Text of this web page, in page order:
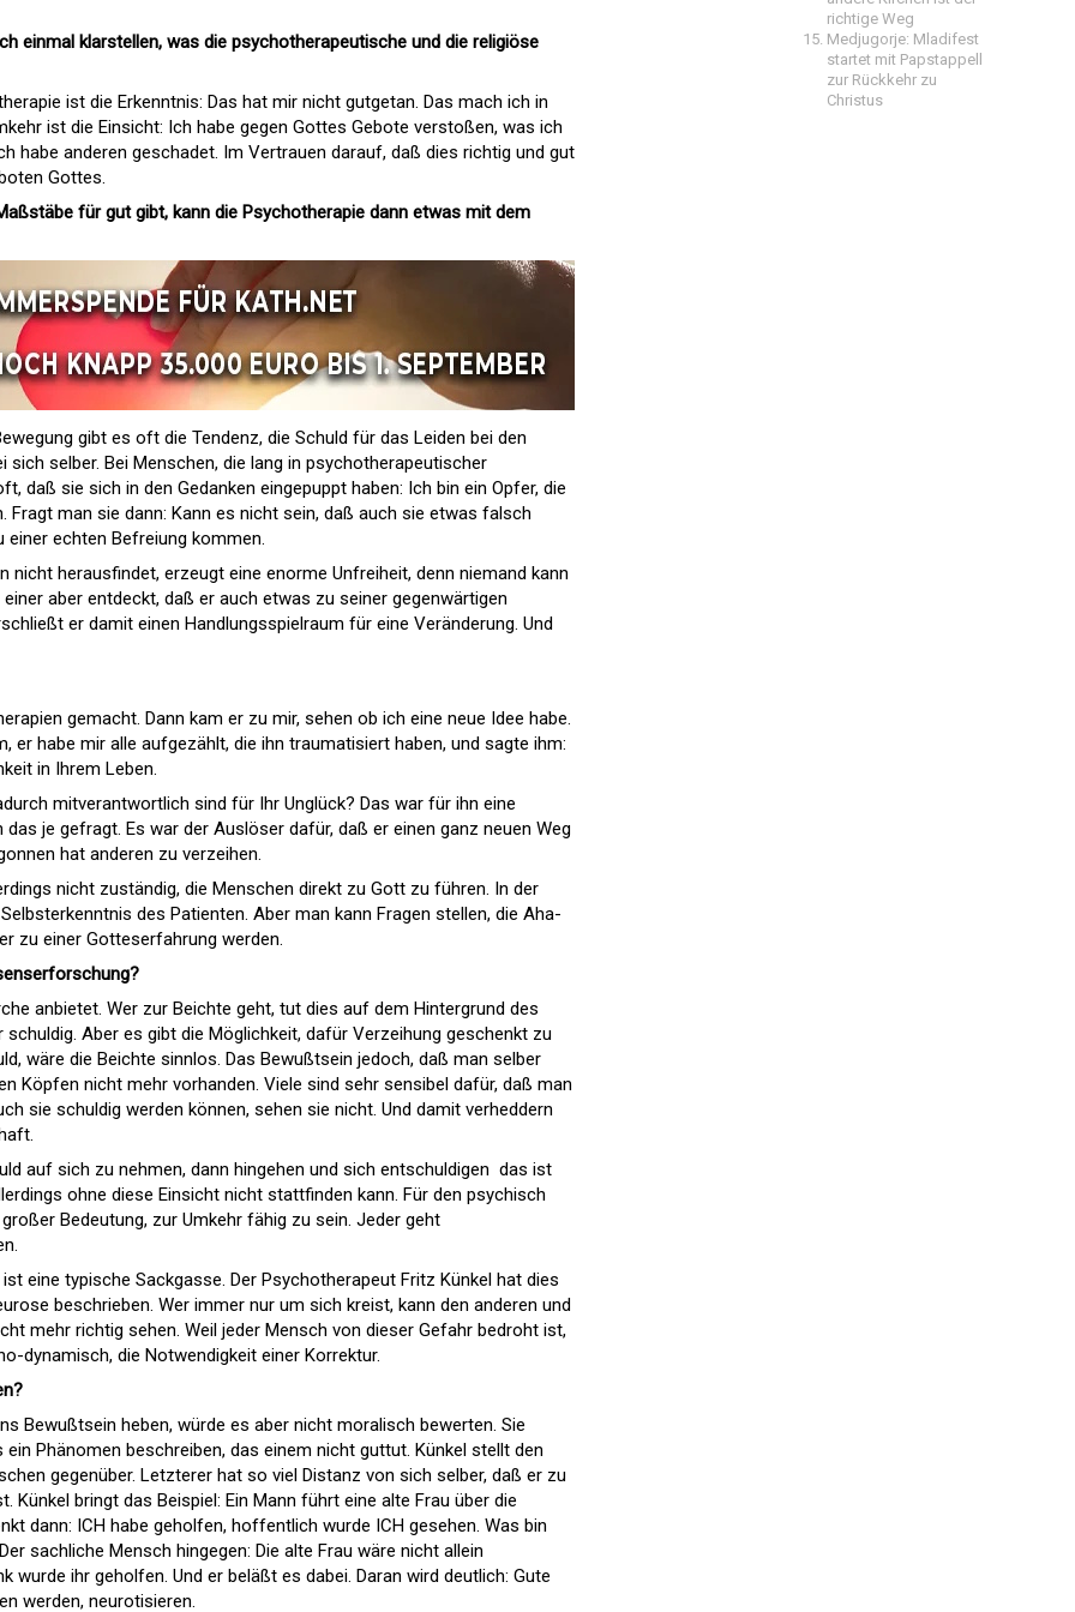
einmal klarstellen, was die psychotherapeutische und die religiöse
ist die Erkenntnis: Das hat mir nicht gutgetan. Das mach ich in
ist die Einsicht: Ich habe gegen Gottes Gebote verstoßen, was ich
habe anderen geschadet. Im Vertrauen darauf, daß dies richtig und gut
Gottes.
für gut gibt, kann die Psychotherapie dann etwas mit dem
gibt es oft die Tendenz, die Schuld für das Leiden bei den
sich selber. Bei Menschen, die lang in psychotherapeutischer
daß sie sich in den Gedanken eingepuppt haben: Ich bin ein Opfer, die
Fragt man sie dann: Kann es nicht sein, daß auch sie etwas falsch
einer echten Befreiung kommen.
nicht herausfindet, erzeugt eine enorme Unfreiheit, denn niemand kann
aber entdeckt, daß er auch etwas zu seiner gegenwärtigen
er damit einen Handlungsspielraum für eine Veränderung. Und
gemacht. Dann kam er zu mir, sehen ob ich eine neue Idee habe.
er habe mir alle aufgezählt, die ihn traumatisiert haben, und sagte ihm:
in Ihrem Leben.
mitverantwortlich sind für Ihr Unglück? Das war für ihn eine
je gefragt. Es war der Auslöser dafür, daß er einen ganz neuen Weg
hat anderen zu verzeihen.
nicht zuständig, die Menschen direkt zu Gott zu führen. In der
des Patienten. Aber man kann Fragen stellen, die Aha-
zu einer Gotteserfahrung werden.
anbietet. Wer zur Beichte geht, tut dies auf dem Hintergrund des
Aber es gibt die Möglichkeit, dafür Verzeihung geschenkt zu
wäre die Beichte sinnlos. Das Bewußtsein jedoch, daß man selber
Köpfen nicht mehr vorhanden. Viele sind sehr sensibel dafür, daß man
sie schuldig werden können, sehen sie nicht. Und damit verheddern
auf sich zu nehmen, dann hingehen und sich entschuldigen  das ist
ohne diese Einsicht nicht stattfinden kann. Für den psychisch
Bedeutung, zur Umkehr fähig zu sein. Jeder geht
eine typische Sackgasse. Der Psychotherapeut Fritz Künkel hat dies
beschrieben. Wer immer nur um sich kreist, kann den anderen und
mehr richtig sehen. Weil jeder Mensch von dieser Gefahr bedroht ist,
dynamisch, die Notwendigkeit einer Korrektur.
Bewußtsein heben, würde es aber nicht moralisch bewerten. Sie
Phänomen beschreiben, das einem nicht guttut. Künkel stellt den
gegenüber. Letzterer hat so viel Distanz von sich selber, daß er zu
Künkel bringt das Beispiel: Ein Mann führt eine alte Frau über die
dann: ICH habe geholfen, hoffentlich wurde ICH gesehen. Was bin
sachliche Mensch hingegen: Die alte Frau wäre nicht allein
wurde ihr geholfen. Und er beläßt es dabei. Daran wird deutlich: Gute
werden, neurotisieren.
richtige Weg
Medjugorje: Mladifest
startet mit Papstappell
zur Rückkehr zu
Christus